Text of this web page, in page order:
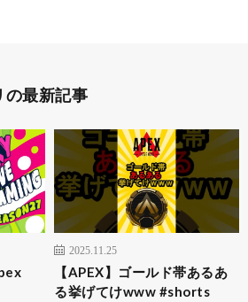
の最新記事
2025.11.25
【APEX】ゴールド帯あるあ
る挙げてけwww #shorts